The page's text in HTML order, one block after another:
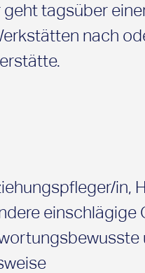
geht tagsüber
nach
in,
einschlägige